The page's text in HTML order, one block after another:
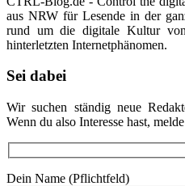
aus NRW für Lesende in der
rund um die digitale Kultur
hinterletzten Internetphänomen.
Sei dabei
Wir suchen ständig neue
Wenn du also Interesse hast,
Dein Name (Pflichtfeld)